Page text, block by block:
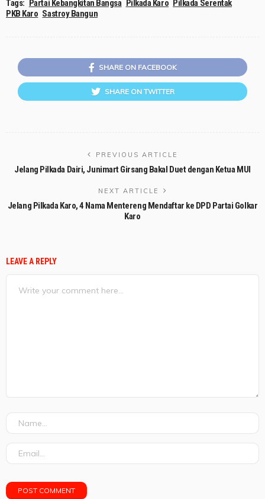
Tags: Partai Kebangkitan Bangsa Pilkada Karo Pilkada Serentak
PKB Karo Sastroy Bangun
SHARE ON FACEBOOK
SHARE ON TWITTER
PREVIOUS ARTICLE
Jelang Pilkada Dairi, Junimart Girsang Bakal Duet dengan Ketua MUI
NEXT ARTICLE
Jelang Pilkada Karo, 4 Nama Mentereng Mendaftar ke DPD Partai Golkar
Karo
LEAVE A REPLY